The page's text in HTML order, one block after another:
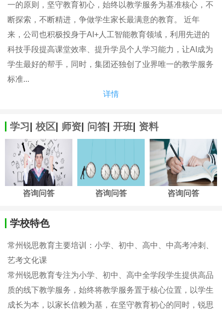
一的原则，坚守教育初心，始终以教学服务为基准核心，不
断探索，不断精进，争做学生家长最满意的教育。 近年
来，公司也积极投身于AI+人工智能教育领域，利用先进的
科技手段提高课堂效率、提升学员个人学习能力，让AI成为
学生最好的帮手，同时，集团还独创了业界唯一的教学服务
标准...
详情
学习 校区 师资 问答 开班 资料
咨询问答 咨询问答 咨询问答
学校特色
常州锐思教育主要培训：小学、初中、高中、中高考冲刺、
艺考文化课
常州锐思教育专注为小学、初中、高中全学段学生提供高品
质的线下教学服务，始终将教学服务置于核心位置，以学生
成长为本，以家长信赖为基，在坚守教育初心的同时，锐思